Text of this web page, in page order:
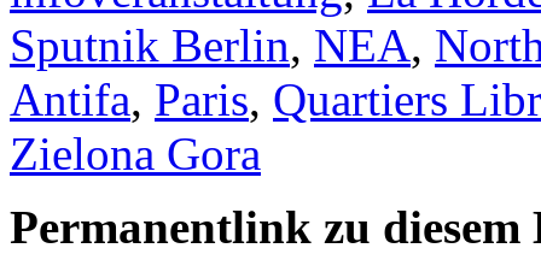
Sputnik Berlin, NEA,
Antifa, Paris, Quartiers
Zielona Gora
Permanentlink zu